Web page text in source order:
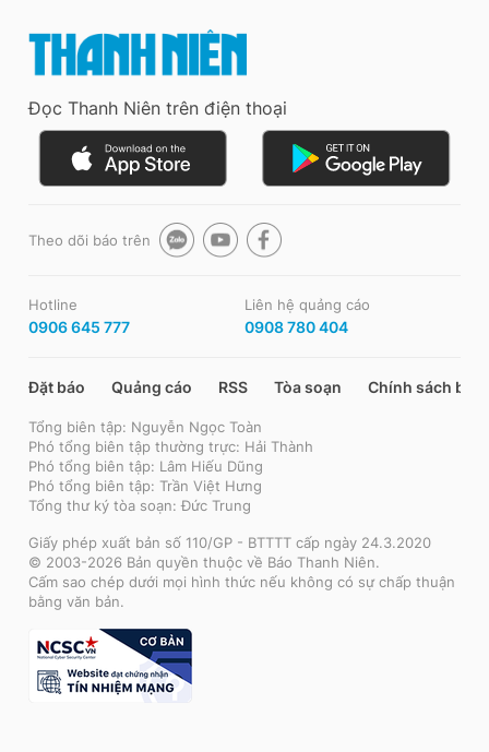
Đọc Thanh Niên trên điện thoại
Theo dõi báo trên
Hotline
0906 645 777
Liên hệ quảng cáo
0908 780 404
Đặt báo Quảng cáo RSS Tòa soạn Chính sách bảo
Tổng biên tập: Nguyễn Ngọc Toàn
Phó tổng biên tập thường trực: Hải Thành
Phó tổng biên tập: Lâm Hiếu Dũng
Phó tổng biên tập: Trần Việt Hưng
Tổng thư ký tòa soạn: Đức Trung
Giấy phép xuất bản số 110/GP - BTTTT cấp ngày 24.3.2020
© 2003-2026 Bản quyền thuộc về Báo Thanh Niên.
Cấm sao chép dưới mọi hình thức nếu không có sự chấp thuận
bằng văn bản.